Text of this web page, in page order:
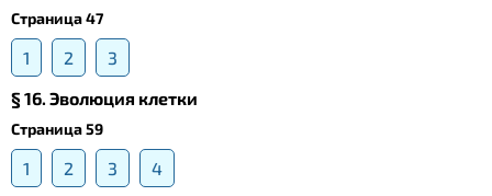
Страница 47
1 2
3
§ 16. Эволюция клетки
Страница 59
1 2 3 4